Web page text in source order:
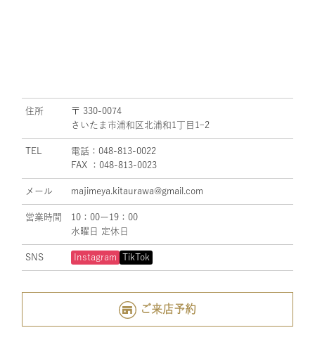
住所
〒 330-0074
さいたま市浦和区北浦和1丁目1ｰ2
TEL
電話：048-813-0022
FAX ：048-813-0023
メール majimeya.kitaurawa@gmail.com
営業時間
10：00ー19：00
水曜日 定休日
SNS Instagram TikTok
ご来店予約